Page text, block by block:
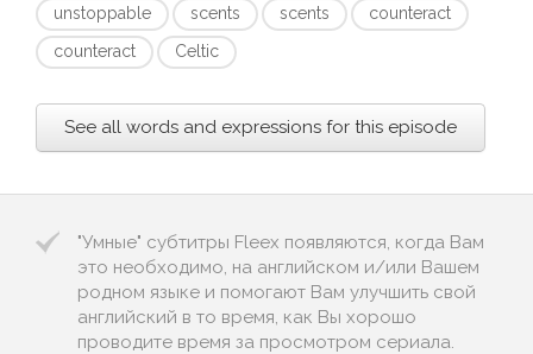
unstoppable
scents scents
counteract
counteract
Celtic
See all words and expressions for this episode
"Умные" субтитры Fleex появляются, когда Вам
это необходимо, на английском и/или Вашем
родном языке и помогают Вам улучшить свой
английский в то время, как Вы хорошо
проводите время за просмотром сериала.